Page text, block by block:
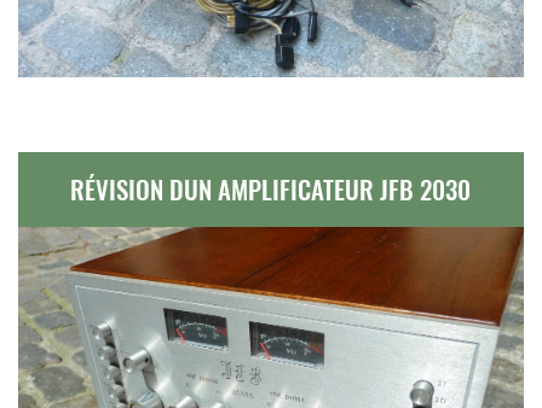
RÉVISION DUN AMPLIFICATEUR JFB 2030